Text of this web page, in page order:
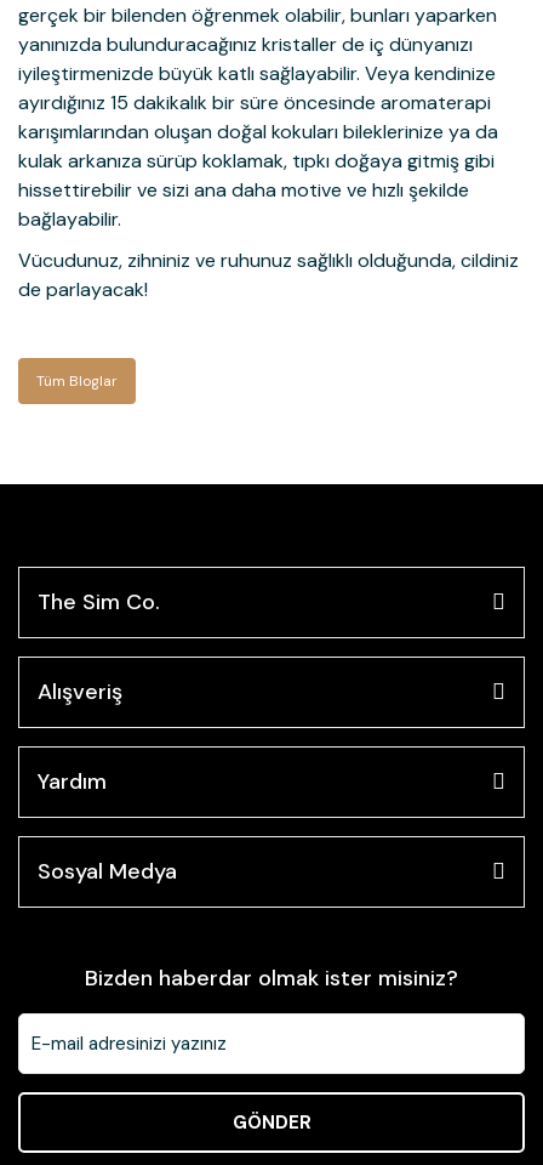
gerçek bir bilenden öğrenmek olabilir, bunları yaparken
yanınızda bulunduracağınız kristaller de iç dünyanızı
iyileştirmenizde büyük katlı sağlayabilir. Veya kendinize
ayırdığınız 15 dakikalık bir süre öncesinde aromaterapi
karışımlarından oluşan doğal kokuları bileklerinize ya da
kulak arkanıza sürüp koklamak, tıpkı doğaya gitmiş gibi
hissettirebilir ve sizi ana daha motive ve hızlı şekilde
bağlayabilir.
Vücudunuz, zihniniz ve ruhunuz sağlıklı olduğunda, cildiniz
de parlayacak!
Tüm Bloglar
The Sim Co.
Alışveriş
Yardım
Sosyal Medya
Bizden haberdar olmak ister misiniz?
GÖNDER